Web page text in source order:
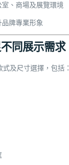
室、商場及展覽環境
品牌專業形象
同展示需求
及尺寸選擇，包括：